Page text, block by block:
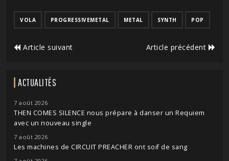
VOLA PROGRESSIVEMETAL METAL SYNTH POP
Article suivant Article précédent
ACTUALITÉS
7 août 2026
THEN COMES SILENCE nous prépare à danser un Requiem
avec un nouveau single
7 août 2026
Les machines de CIRCUIT PREACHER ont soif de sang